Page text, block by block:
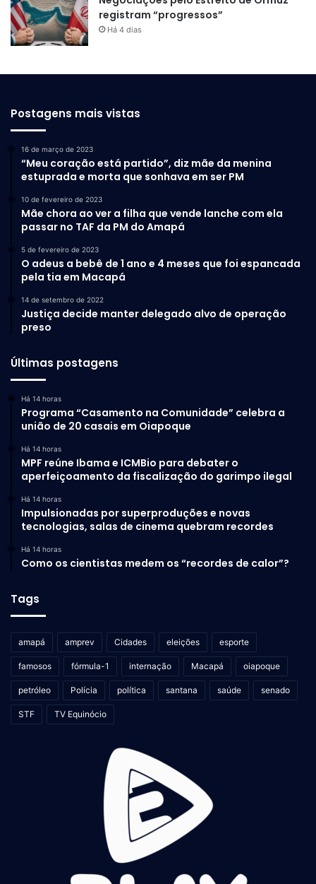
registram “progressos”
Há 4 dias
Postagens mais vistas
16 de março de 2023
“Meu coração está partido”, diz mãe da menina
estuprada e morta que sonhava em ser PM
10 de fevereiro de 2023
Mãe chora ao ver a filha que vende lanche com ela
passar no TAF da PM do Amapá
5 de fevereiro de 2023
O adeus a bebê de 1 ano e 4 meses que foi espancada
pela tia em Macapá
14 de setembro de 2022
Justiça decide manter delegado alvo de operação
preso
Últimas postagens
Há 14 horas
Programa “Casamento na Comunidade” celebra a
união de 20 casais em Oiapoque
Há 14 horas
MPF reúne Ibama e ICMBio para debater o
aperfeiçoamento da fiscalização do garimpo ilegal
Há 14 horas
Impulsionadas por superproduções e novas
tecnologias, salas de cinema quebram recordes
Há 14 horas
Como os cientistas medem os “recordes de calor”?
Tags
amapá amprev Cidades eleições esporte
famosos fórmula-1 internação Macapá oiapoque
petróleo Polícia política santana saúde senado
STF TV Equinócio